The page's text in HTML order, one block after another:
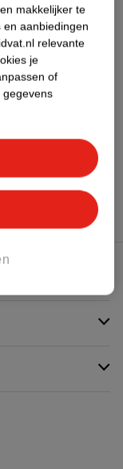
makkelijker te
aanbiedingen
relevante
je
of
gegevens